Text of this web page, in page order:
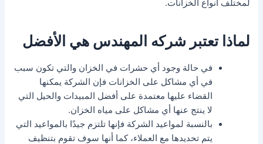
لمختلف انواع الخزانات.
لماذا تعتبر شركه المهندس هي الأفضل
في حالة وجود أي حشرات في الخزان والتي تكون سبب
في أي مشاكل على الخزانات فإن الشركة يمكنها
القضاء عليها معتمدة على أفضل المبيدات والحيل التي
لا ينتج عنها أي مشاكل على مياه الخزان.
بالنسبة لمواعيد الشركة فإنها تلتزم جيدًا بالمواعيد التي
يتم تحديدها مع العملاء، كما أنها سوف تقوم بتنظيف